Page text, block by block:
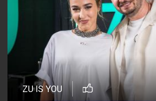
ZU IS YOU